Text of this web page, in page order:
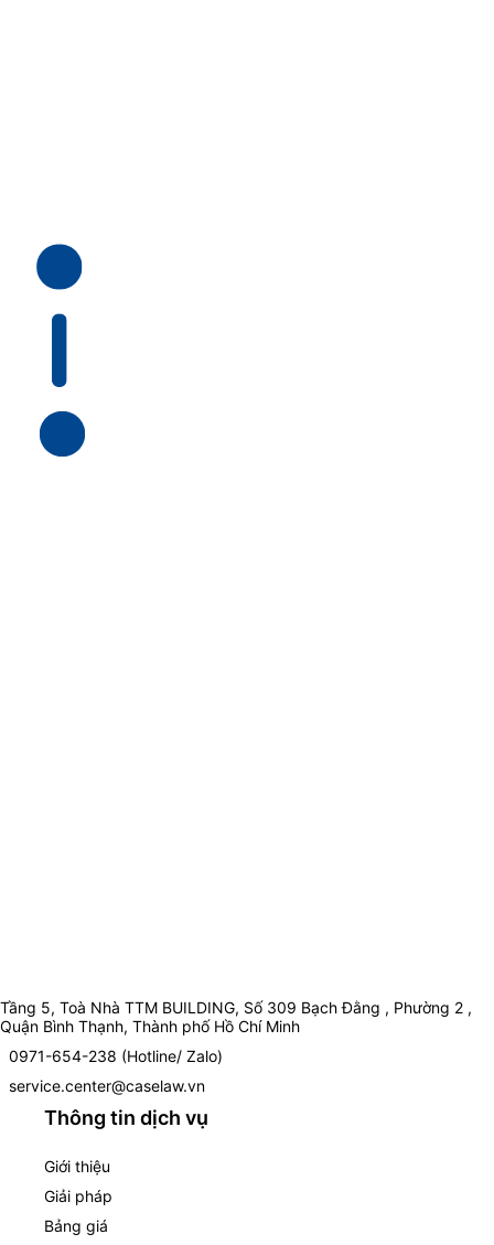
Tầng 5, Toà Nhà TTM BUILDING, Số 309 Bạch Đằng , Phường 2 ,
Quận Bình Thạnh, Thành phố Hồ Chí Minh
0971-654-238 (Hotline/ Zalo)
service.center@caselaw.vn
Thông tin dịch vụ
Giới thiệu
Giải pháp
Bảng giá